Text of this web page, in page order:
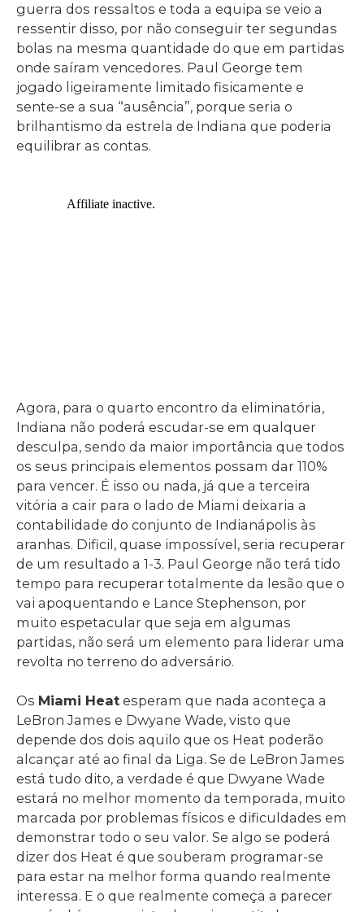
guerra dos ressaltos e toda a equipa se veio a
ressentir disso, por não conseguir ter segundas
bolas na mesma quantidade do que em partidas
onde saíram vencedores. Paul George tem
jogado ligeiramente limitado fisicamente e
sente-se a sua “ausência”, porque seria o
brilhantismo da estrela de Indiana que poderia
equilibrar as contas.
Agora, para o quarto encontro da eliminatória,
Indiana não poderá escudar-se em qualquer
desculpa, sendo da maior importância que todos
os seus principais elementos possam dar 110%
para vencer. É isso ou nada, já que a terceira
vitória a cair para o lado de Miami deixaria a
contabilidade do conjunto de Indianápolis às
aranhas. Dificil, quase impossível, seria recuperar
de um resultado a 1-3. Paul George não terá tido
tempo para recuperar totalmente da lesão que o
vai apoquentando e Lance Stephenson, por
muito espetacular que seja em algumas
partidas, não será um elemento para liderar uma
revolta no terreno do adversário.
Os Miami Heat esperam que nada aconteça a
LeBron James e Dwyane Wade, visto que
depende dos dois aquilo que os Heat poderão
alcançar até ao final da Liga. Se de LeBron James
está tudo dito, a verdade é que Dwyane Wade
estará no melhor momento da temporada, muito
marcada por problemas físicos e dificuldades em
demonstrar todo o seu valor. Se algo se poderá
dizer dos Heat é que souberam programar-se
para estar na melhor forma quando realmente
interessa. E o que realmente começa a parecer